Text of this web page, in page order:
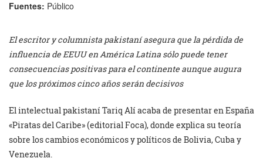
Fuentes: Público
El escritor y columnista pakistaní asegura que la pérdida de
influencia de EEUU en América Latina sólo puede tener
consecuencias positivas para el continente aunque augura
que los próximos cinco años serán decisivos
El intelectual pakistaní Tariq Alí acaba de presentar en España
«Piratas del Caribe» (editorial Foca), donde explica su teoría
sobre los cambios económicos y políticos de Bolivia, Cuba y
Venezuela.